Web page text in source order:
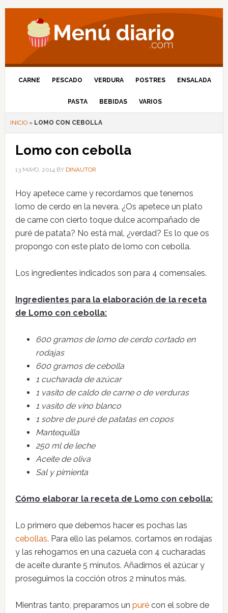
CARNE PESCADO VERDURA POSTRES ENSALADA
PASTA BEBIDAS VARIOS
INICIO» LOMO CON CEBOLLA
Lomo con cebolla
13 MAYO, 2014BY DINAUTOR
Hoy apetece carne y recordamos que tenemos
lomo de cerdo en la nevera. ¿Os apetece un plato
de carne con cierto toque dulce acompañado de
puré de patata? No está mal, ¿verdad? Es lo que os
propongo con este plato de lomo con cebolla.
Los ingredientes indicados son para 4 comensales.
Ingredientes para la elaboración de la receta
de Lomo con cebolla:
600 gramos de lomo de cerdo cortado en
rodajas
600 gramos de cebolla
1 cucharada de azúcar
1 vasito de caldo de carne o de verduras
1 vasito de vino blanco
1 sobre de puré de patatas en copos
Mantequilla
250 ml de leche
Aceite de oliva
Sal y pimienta
Cómo elaborar la receta de Lomo con cebolla:
Lo primero que debemos hacer es pochas las
cebollas. Para ello las pelamos, cortamos en rodajas
y las rehogamos en una cazuela con 4 cucharadas
de aceite durante 5 minutos. Añadimos el azúcar y
proseguimos la cocción otros 2 minutos más.
Mientras tanto, preparamos un purécon el sobre de